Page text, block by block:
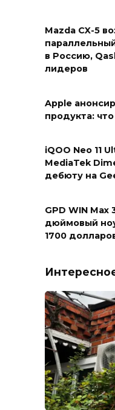
Mazda CX-5
в Россию,
лидеров
Apple
продукта:
iQOO Neo 11
MediaTek
дебюту на
GPD WIN Max
дюймовый
1700